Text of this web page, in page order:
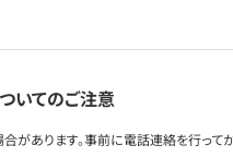
いてのご注意
があります。事前に電話連絡を行って